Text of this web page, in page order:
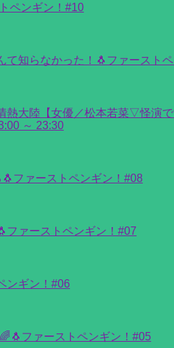
ペンギン！#10
て知らなかった！🐧ファースト
熱大陸【女優／松本若菜▽怪演
～ 23:30
ファーストペンギン！#08
ファーストペンギン！#07
ンギン！#06
ファーストペンギン！#05